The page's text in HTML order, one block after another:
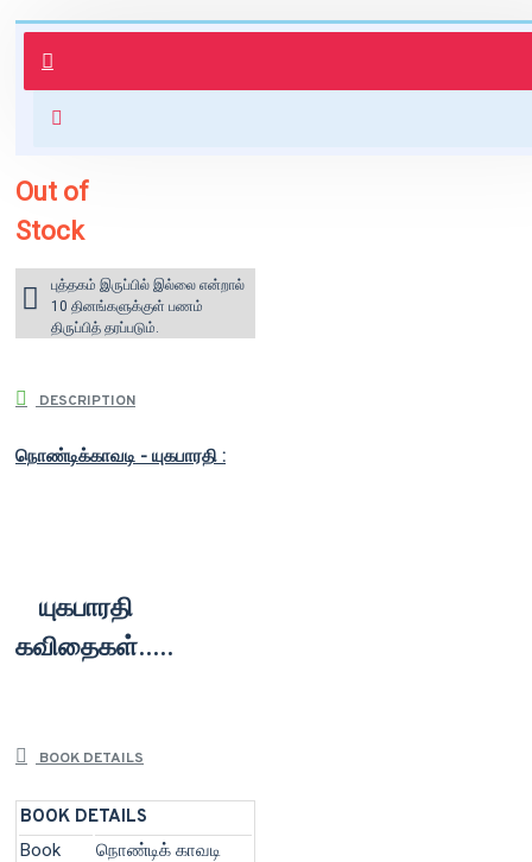
புத்தகம் 3 - 7 நாட்களில் அனுப்பி
வைக்கப்படும்.
for orders above ₹1000 within
Out of
Stock
புத்தகம் இருப்பில் இல்லை என்றால்
10 தினங்களுக்குள் பணம்
திருப்பித் தரப்படும்.
DESCRIPTION
நொண்டிக்காவடி - யுகபாரதி :
யுகபாரதி
கவிதைகள்.....
BOOK DETAILS
BOOK DETAILS
Book
நொண்டிக் காவடி